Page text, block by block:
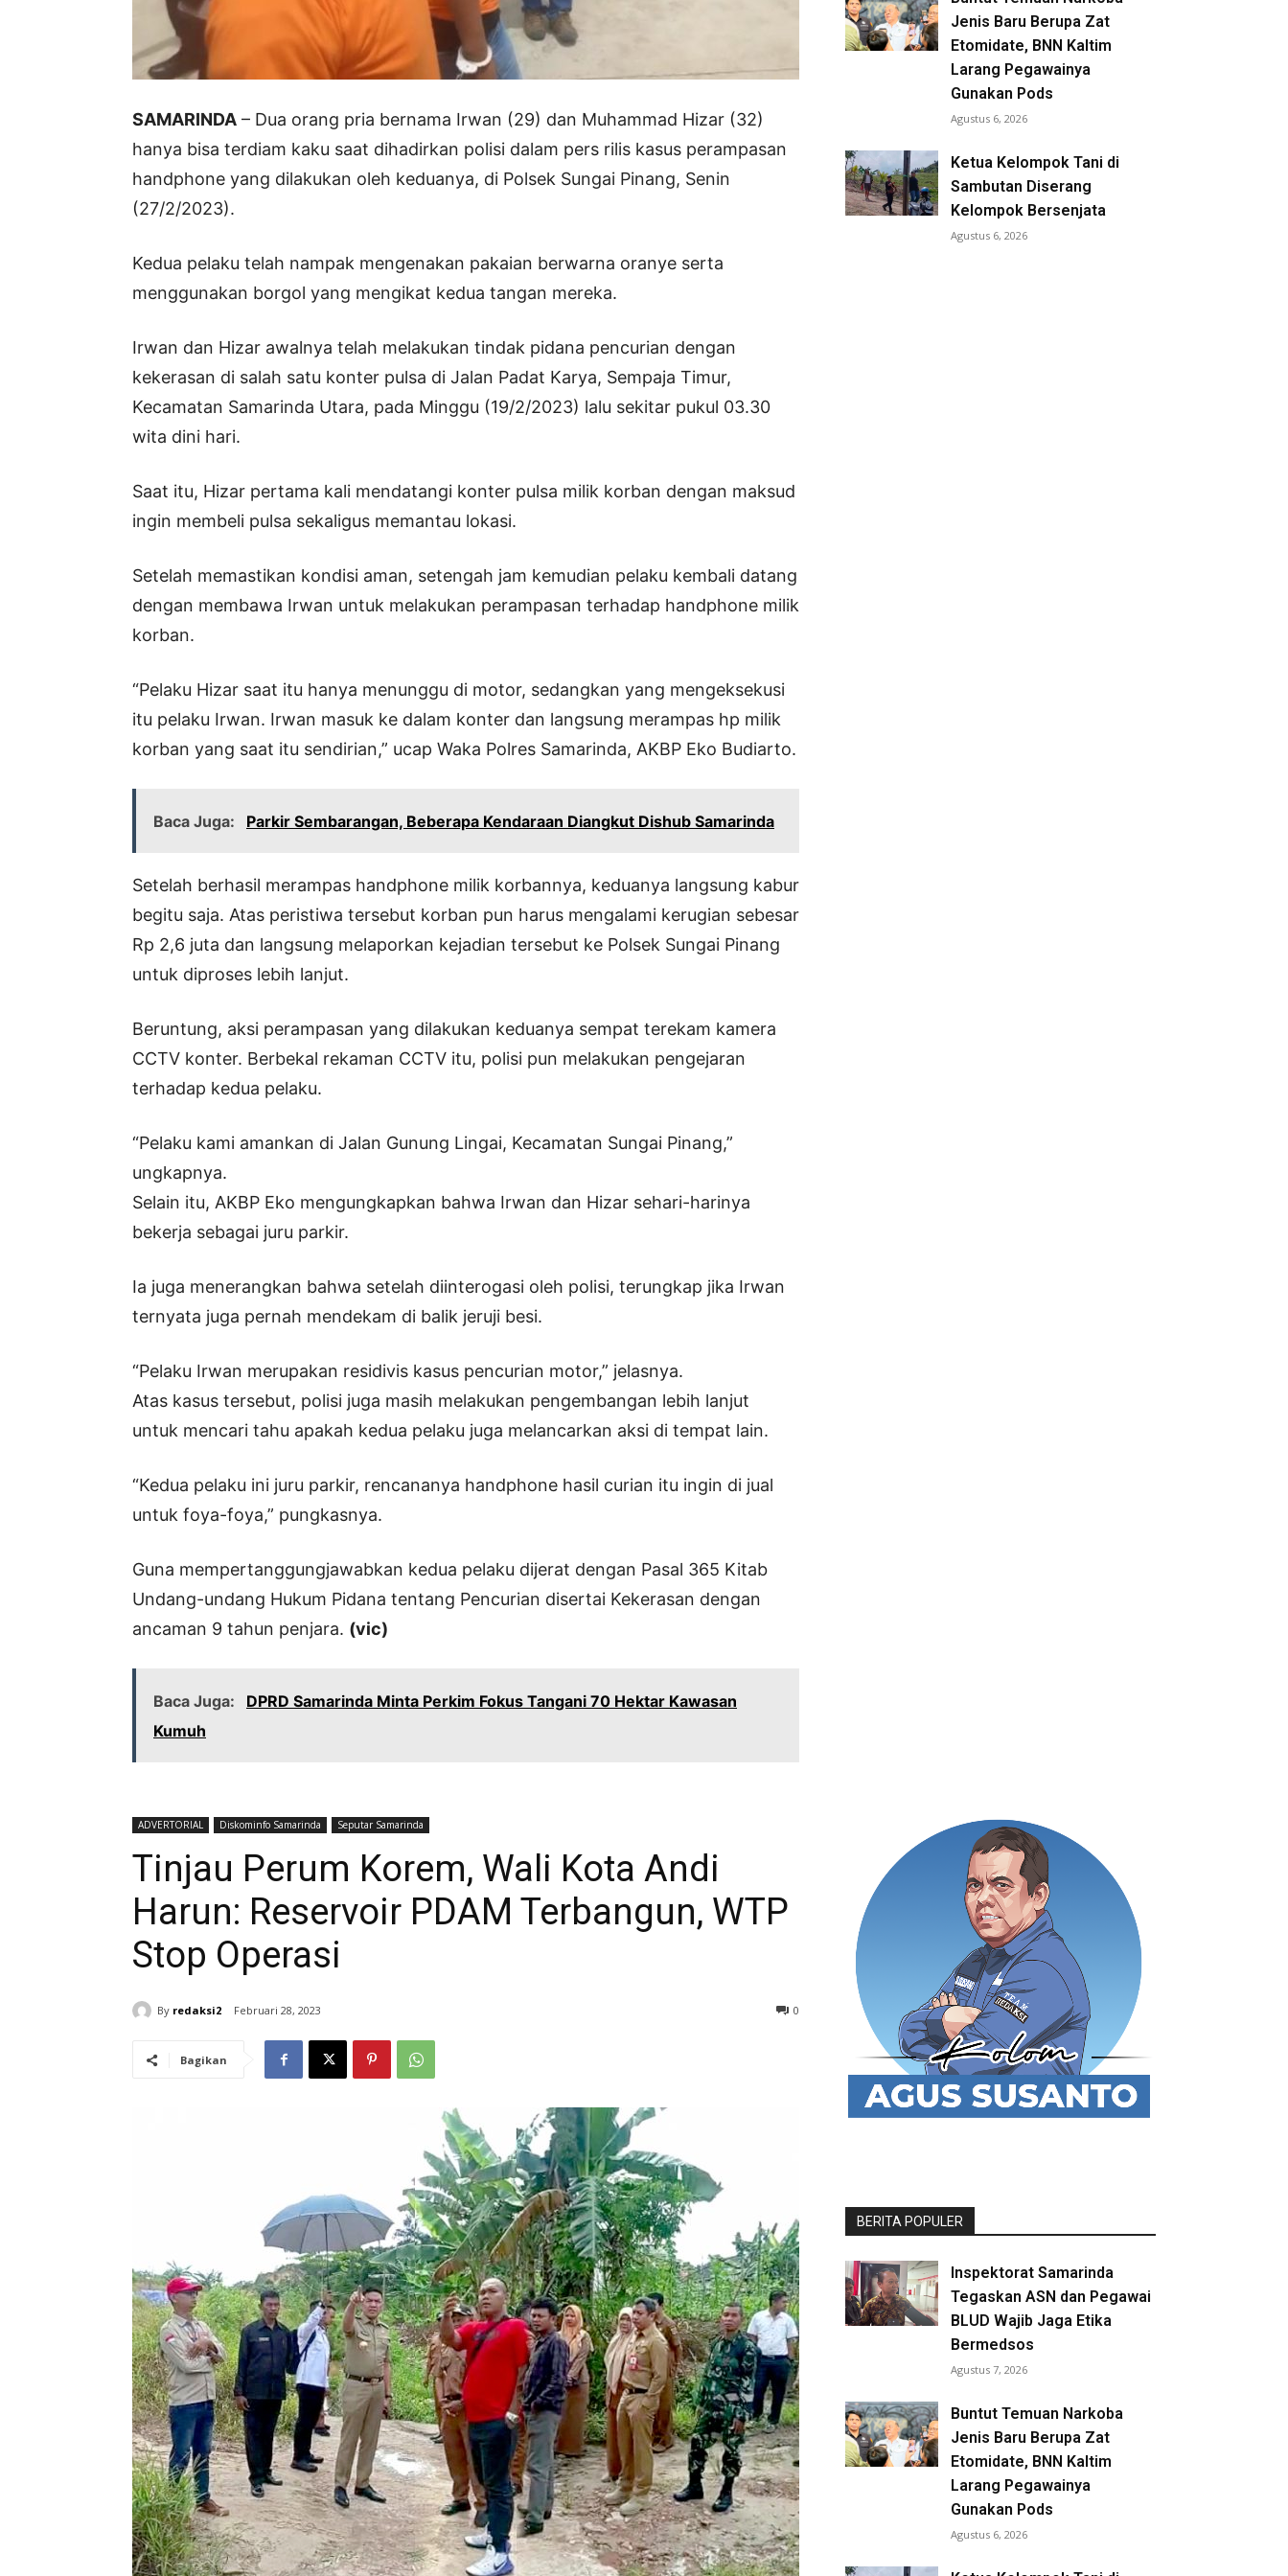
SAMARINDA – Dua orang pria bernama Irwan (29) dan Muhammad Hizar (32)
hanya bisa terdiam kaku saat dihadirkan polisi dalam pers rilis kasus perampasan
handphone yang dilakukan oleh keduanya, di Polsek Sungai Pinang, Senin
(27/2/2023).
Kedua pelaku telah nampak mengenakan pakaian berwarna oranye serta
menggunakan borgol yang mengikat kedua tangan mereka.
Irwan dan Hizar awalnya telah melakukan tindak pidana pencurian dengan
kekerasan di salah satu konter pulsa di Jalan Padat Karya, Sempaja Timur,
Kecamatan Samarinda Utara, pada Minggu (19/2/2023) lalu sekitar pukul 03.30
wita dini hari.
Saat itu, Hizar pertama kali mendatangi konter pulsa milik korban dengan maksud
ingin membeli pulsa sekaligus memantau lokasi.
Setelah memastikan kondisi aman, setengah jam kemudian pelaku kembali datang
dengan membawa Irwan untuk melakukan perampasan terhadap handphone milik
korban.
“Pelaku Hizar saat itu hanya menunggu di motor, sedangkan yang mengeksekusi
itu pelaku Irwan. Irwan masuk ke dalam konter dan langsung merampas hp milik
korban yang saat itu sendirian,” ucap Waka Polres Samarinda, AKBP Eko Budiarto.
Baca Juga: Parkir Sembarangan, Beberapa Kendaraan Diangkut Dishub Samarinda
Setelah berhasil merampas handphone milik korbannya, keduanya langsung kabur
begitu saja. Atas peristiwa tersebut korban pun harus mengalami kerugian sebesar
Rp 2,6 juta dan langsung melaporkan kejadian tersebut ke Polsek Sungai Pinang
untuk diproses lebih lanjut.
Beruntung, aksi perampasan yang dilakukan keduanya sempat terekam kamera
CCTV konter. Berbekal rekaman CCTV itu, polisi pun melakukan pengejaran
terhadap kedua pelaku.
“Pelaku kami amankan di Jalan Gunung Lingai, Kecamatan Sungai Pinang,”
ungkapnya.
Selain itu, AKBP Eko mengungkapkan bahwa Irwan dan Hizar sehari-harinya
bekerja sebagai juru parkir.
Ia juga menerangkan bahwa setelah diinterogasi oleh polisi, terungkap jika Irwan
ternyata juga pernah mendekam di balik jeruji besi.
“Pelaku Irwan merupakan residivis kasus pencurian motor,” jelasnya.
Atas kasus tersebut, polisi juga masih melakukan pengembangan lebih lanjut
untuk mencari tahu apakah kedua pelaku juga melancarkan aksi di tempat lain.
“Kedua pelaku ini juru parkir, rencananya handphone hasil curian itu ingin di jual
untuk foya-foya,” pungkasnya.
Guna mempertanggungjawabkan kedua pelaku dijerat dengan Pasal 365 Kitab
Undang-undang Hukum Pidana tentang Pencurian disertai Kekerasan dengan
ancaman 9 tahun penjara. (vic)
Baca Juga:
DPRD Samarinda Minta Perkim Fokus Tangani 70 Hektar Kawasan
Kumuh
Jenis Baru Berupa Zat
Etomidate, BNN Kaltim
Larang Pegawainya
Gunakan Pods
Agustus 6, 2026
Ketua Kelompok Tani di
Sambutan Diserang
Kelompok Bersenjata
Agustus 6, 2026